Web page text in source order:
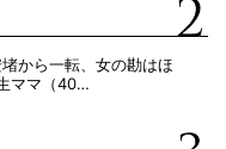
から一転、女の勘はほ
ママ（40…